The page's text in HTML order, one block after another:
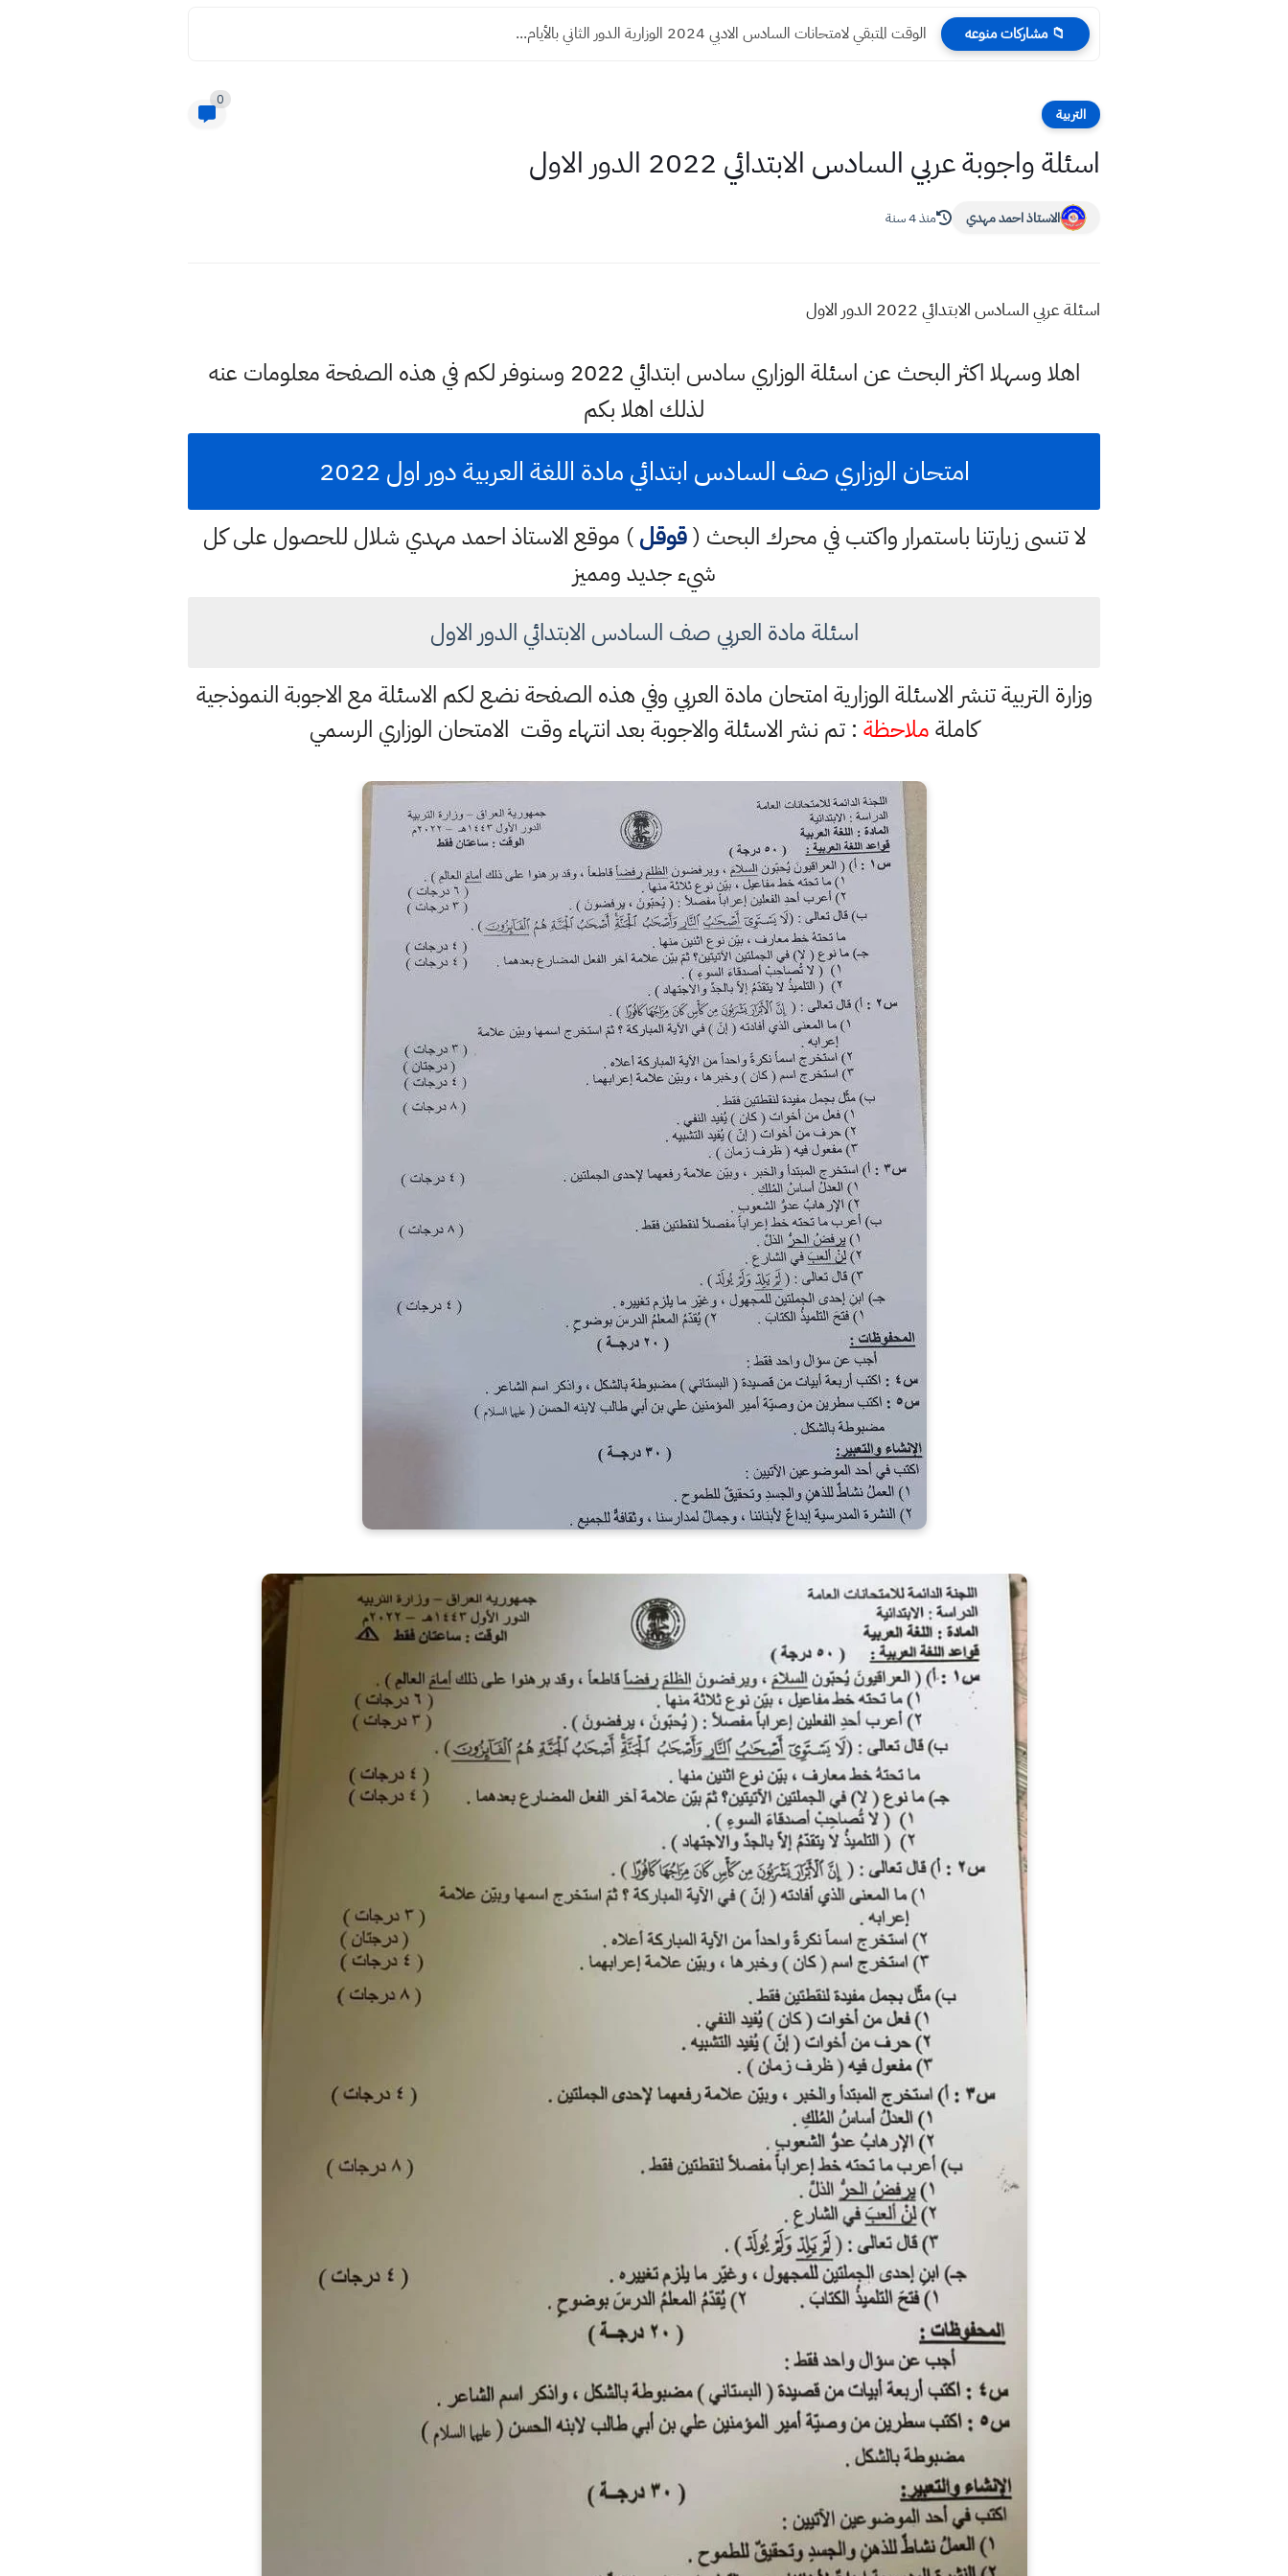
📁 مشاركات منوعه الوقت المتبقي لامتحانات السادس الادبي 2024 الوزارية الدور الثاني بالأيام...
التربية
0
اسئلة واجوبة عربي السادس الابتدائي 2022 الدور الاول
الاستاذ احمد مهدي منذ 4 سنة
اسئلة عربي السادس الابتدائي 2022 الدور الاول
اهلا وسهلا اكثر البحث عن اسئلة الوزاري سادس ابتدائي 2022 وسنوفر لكم في هذه الصفحة معلومات عنه
لذلك اهلا بكم
امتحان الوزاري صف السادس ابتدائي مادة اللغة العربية دور اول 2022
لا تنسى زيارتنا باستمرار واكتب في محرك البحث (قوقل) موقع الاستاذ احمد مهدي شلال للحصول على كل
شيء جديد ومميز
اسئلة مادة العربي صف السادس الابتدائي الدور الاول
وزارة التربية تنشر الاسئلة الوزارية امتحان مادة العربي وفي هذه الصفحة نضع لكم الاسئلة مع الاجوبة النموذجية
كاملةملاحظة : تم نشر الاسئلة والاجوبة بعد انتهاء وقت الامتحان الوزاري الرسمي